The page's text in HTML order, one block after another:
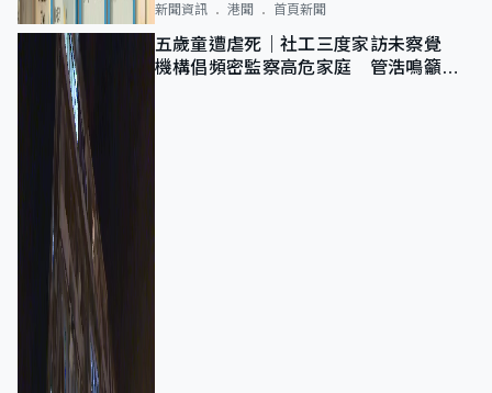
新聞資訊 港聞 首頁新聞
五歲童遭虐死｜社工三度家訪未察覺
機構倡頻密監察高危家庭 管浩鳴籲加